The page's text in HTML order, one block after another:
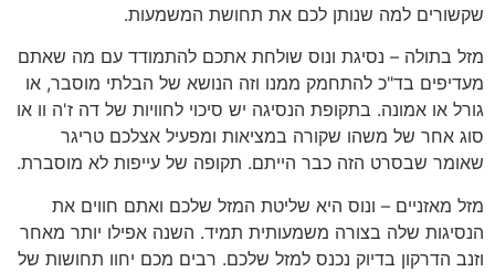
שקשורים למה שנותן לכם את תחושת המשמעות.
מזל בתולה – נסיגת ונוס שולחת אתכם להתמודד עם מה שאתם
מעדיפים בד"כ להתחמק ממנו וזה הנושא של הבלתי מוסבר, או
גורל או אמונה. בתקופת הנסיגה יש סיכוי לחוויות של דה ז'ה וו או
סוג אחר של משהו שקורה במציאות ומפעיל אצלכם טריגר
שאומר שבסרט הזה כבר הייתם. תקופה של עייפות לא מוסברת.
מזל מאזניים – ונוס היא שליטת המזל שלכם ואתם חווים את
הנסיגות שלה בצורה משמעותית תמיד. השנה אפילו יותר מאחר
וזנב הדרקון בדיוק נכנס למזל שלכם. רבים מכם יחוו תחושות של